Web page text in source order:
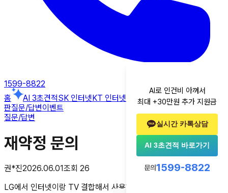
1599-8822
홈
AI 3초견적SK 인터넷 KT 인터넷 LG 인터넷알뜰폰 후기 꿀팁게시
판질문/답변이벤트
질문/답변
재약정 문의
권*진2026.06.01조회 26
LG에서 인터넷이랑 TV 결합해서 사용하고 있고 만료되서
AI로 인건비 아껴서
최대 +30만원 추가 지원금
실시간 카톡상담
AI 3초견적 바로가기
문의1599-8822